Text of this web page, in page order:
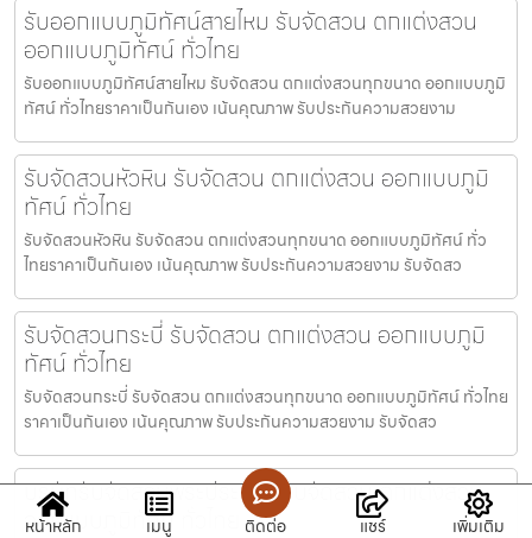
รับออกแบบภูมิทัศน์สายไหม รับจัดสวน ตกแต่งสวน
ออกแบบภูมิทัศน์ ทั่วไทย
รับออกแบบภูมิทัศน์สายไหม รับจัดสวน ตกแต่งสวนทุกขนาด ออกแบบภูมิ
ทัศน์ ทั่วไทยราคาเป็นกันเอง เน้นคุณภาพ รับประกันความสวยงาม
รับจัดสวนหัวหิน รับจัดสวน ตกแต่งสวน ออกแบบภูมิ
ทัศน์ ทั่วไทย
รับจัดสวนหัวหิน รับจัดสวน ตกแต่งสวนทุกขนาด ออกแบบภูมิทัศน์ ทั่ว
ไทยราคาเป็นกันเอง เน้นคุณภาพ รับประกันความสวยงาม รับจัดสว
รับจัดสวนกระบี่ รับจัดสวน ตกแต่งสวน ออกแบบภูมิ
ทัศน์ ทั่วไทย
รับจัดสวนกระบี่ รับจัดสวน ตกแต่งสวนทุกขนาด ออกแบบภูมิทัศน์ ทั่วไทย
ราคาเป็นกันเอง เน้นคุณภาพ รับประกันความสวยงาม รับจัดสว
บริษัทรับจัดสวนพระประแดง รับจัดสวน ตกแต่งสวน
ออกแบบภูมิทัศน์ ทั่วไทย
หน้าหลัก เมนู ติดต่อ แชร์ เพิ่มเติม